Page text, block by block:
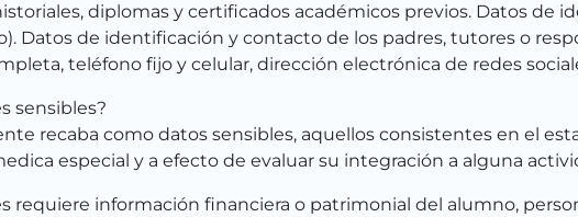
diplomas y certificados académicos previos. Datos de
Datos de identificación y contacto de los padres, tutores o
teléfono fijo y celular, dirección electrónica de redes
sensibles?
recaba como datos sensibles, aquellos consistentes en el
especial y a efecto de evaluar su integración a alguna
requiere información financiera o patrimonial del alumno,